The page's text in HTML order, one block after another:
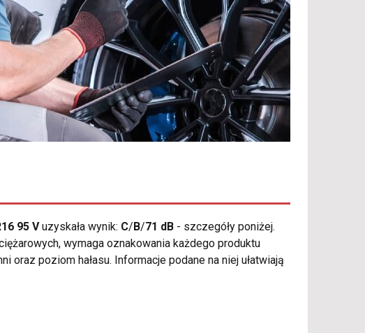
95 Vuzyskała wynik: C/ B/71 dB - szczegóły poniżej.
wymaga oznakowania każdego produktu
poziom hałasu. Informacje podane na niej ułatwiają